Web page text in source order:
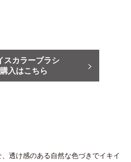
スカラーブラシ
入はこちら
透け感のある自然な色づきでイキイ